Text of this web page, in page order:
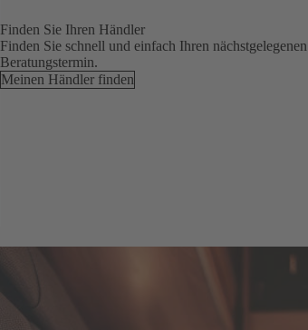
Finden Sie Ihren Händler
Finden Sie schnell und einfach Ihren
Beratungstermin.
Meinen Händler finden